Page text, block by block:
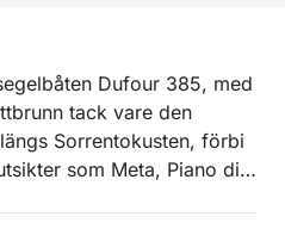
Dufour 385, med
tack vare den
Sorrentokusten, förbi
som Meta, Piano di
di Puolo, hela vägen